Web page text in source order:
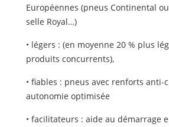
Européennes (pneus Continental
selle Royal…)
• légers : (en moyenne 20 % plus
produits concurrents),
• fiables : pneus avec renforts anti-
autonomie optimisée
• facilitateurs : aide au démarrage